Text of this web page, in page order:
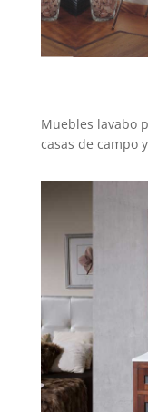
Muebles lavabo
casas de campo